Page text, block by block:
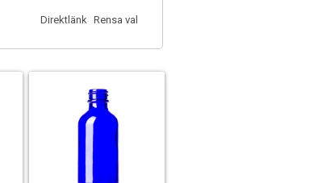
Direktlänk Rensa val